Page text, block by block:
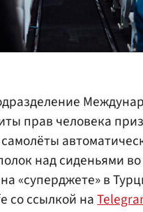
прав человека
над сиденьями
«суперджете» в
со ссылкой на